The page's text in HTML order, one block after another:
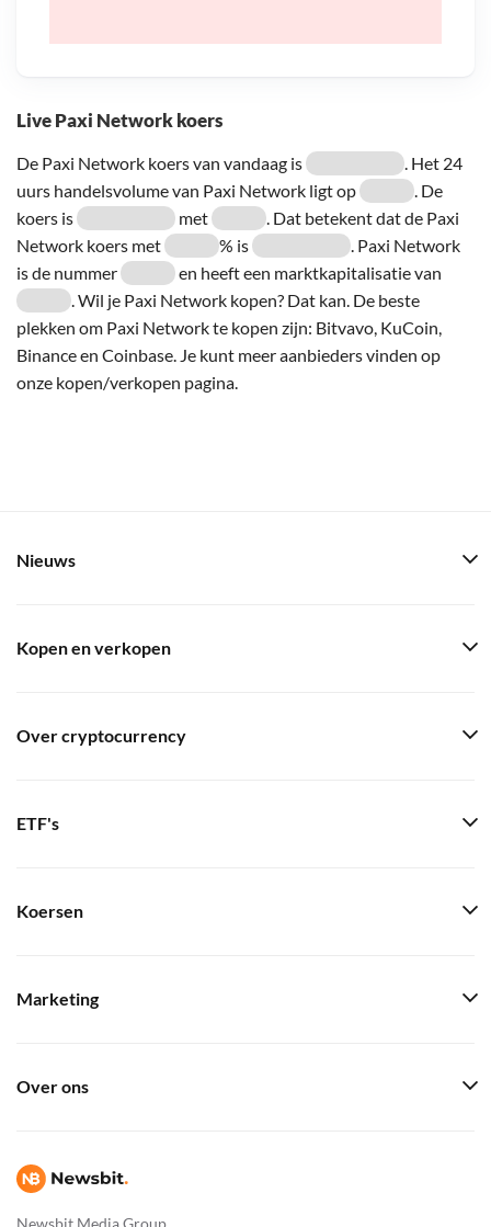
Live Paxi Network koers
De Paxi Network koers van vandaag is
. Het 24
uurs handelsvolume van Paxi Network ligt op
. De
koers is
met
. Dat betekent dat de Paxi
Network koers met
% is
. Paxi Network
is de nummer
en heeft een marktkapitalisatie van
. Wil je Paxi Network kopen? Dat kan. De beste
plekken om Paxi Network te kopen zijn: Bitvavo, KuCoin,
Binance en Coinbase. Je kunt meer aanbieders vinden op
onze kopen/verkopen pagina.
Newsbit Media Group
Nieuws
Kopen en verkopen
Over cryptocurrency
ETF's
Koersen
Marketing
Over ons